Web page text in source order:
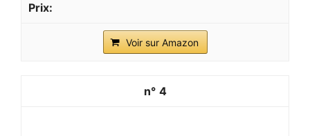
Voir sur Amazon
4